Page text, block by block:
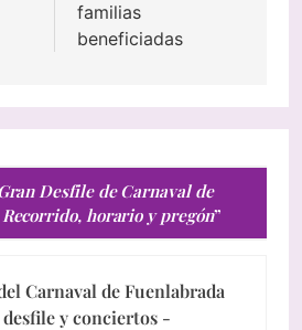
familias
beneficiadas
Desfile de Carnaval de
horario y pregón”
Carnaval de Fuenlabrada
y conciertos -